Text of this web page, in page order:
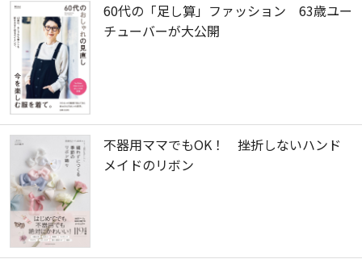
60代の「足し算」ファッション 63歳ユー
チューバーが大公開
不器用ママでもOK！ 挫折しないハンド
メイドのリボン